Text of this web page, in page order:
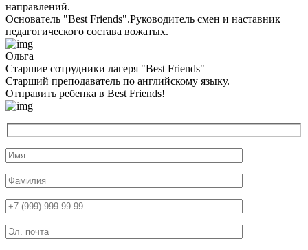
направлений.
Основатель "Best Friends".Руководитель смен и наставник
педагогического состава вожатых.
Ольга
Старшие сотрудники лагеря "Best Friends"
Cтарший преподаватель по английскому языку.
Отправить ребенка в Best Friends!